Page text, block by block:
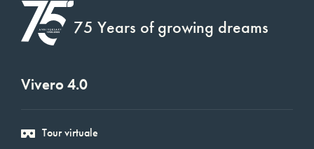
75 Years of growing dreams
Vivero 4.0
Tour virtuale